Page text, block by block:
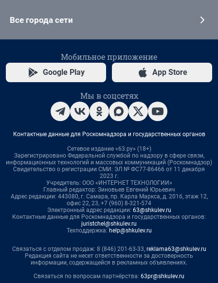
Все города сети
Мобильное приложение
Google Play App Store
Мы в соцсетях
Контактные данные для Роскомнадзора и государственных органов
Сетевое издание «63.ру» (18+)
Зарегистрировано Федеральной службой по надзору в сфере связи,
информационных технологий и массовых коммуникаций (Роскомнадзор)
Свидетельство о регистрации СМИ: ЭЛ № ФС77-86466 от 11 декабря
2023 г.
Учредитель: ООО «ИНТЕРНЕТ ТЕХНОЛОГИИ»
Главный редактор: Зиновьев Евгений Юрьевич
Адрес редакции: 443080, г. Самара, пр. Карла Маркса, д. 201б, этаж 12,
офис 22, 23, +7 (960) 8-321-574
Электронный адрес редакции: 63@shkulev.ru
Контактные данные для Роскомнадзора и государственных органов:
juristchel@shkulev.ru
Техподдержка: help@shkulev.ru
Связаться с отделом продаж: 8 (846) 201-63-33, reklama63@shkulev.ru
Редакция сайта не несет ответственности за достоверность
информации, содержащейся в рекламных объявлениях.
Связаться по вопросам партнёрства: 63pr@shkulev.ru